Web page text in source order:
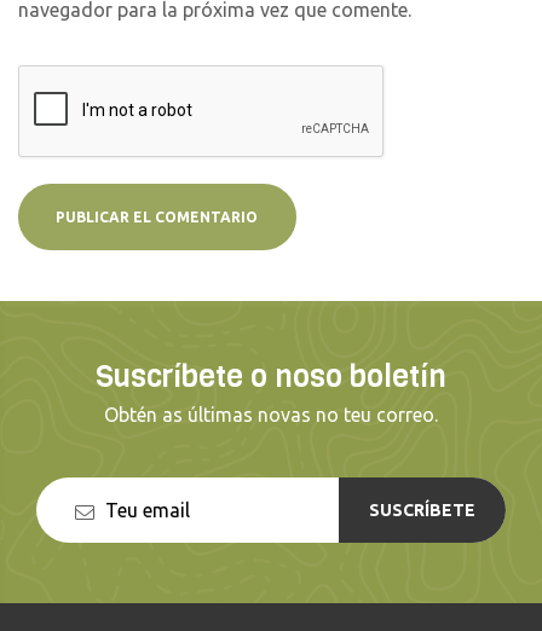
navegador para la próxima vez que comente.
Suscríbete o noso boletín
Obtén as últimas novas no teu correo.
SUSCRÍBETE